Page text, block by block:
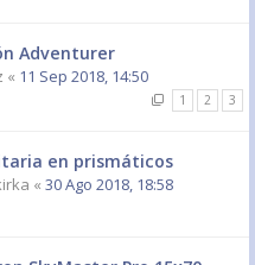
Adventurer
« 11 Sep 2018, 14:50
1 2 3
en prismáticos
« 30 Ago 2018, 18:58